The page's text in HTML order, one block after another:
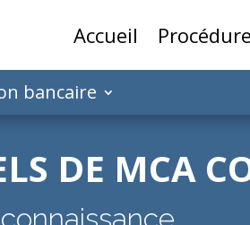
Accueil
bancaire
DE MCA